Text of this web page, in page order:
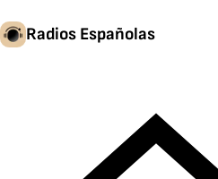
Radios Españolas